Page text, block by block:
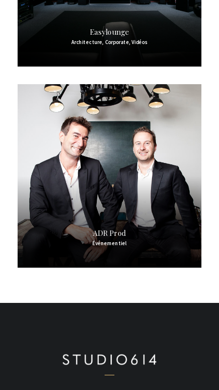
Easylounge
Architecture, Corporate, Vidéos
ADR Prod
Événementiel